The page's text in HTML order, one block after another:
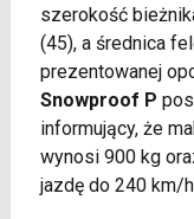
szerokość
(45), a średnica
prezentowanej
Snowproof P
informujący, że
wynosi 900 kg
jazdę do 240 km/